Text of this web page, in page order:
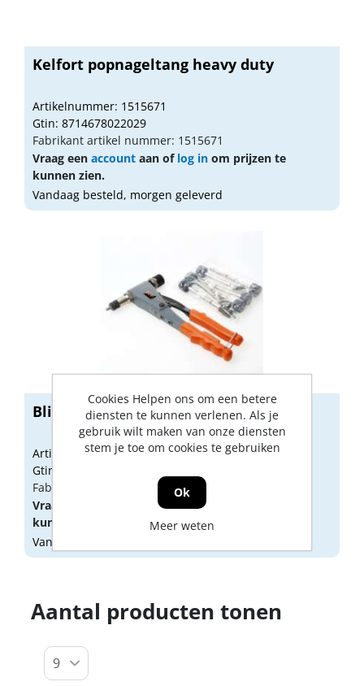
Kelfort popnageltang heavy duty
Artikelnummer: 1515671
Gtin: 8714678022029
Fabrikant artikel nummer: 1515671
Vraag een account aan of log in om prijzen te
kunnen zien.
Vandaag besteld, morgen geleverd
Blindklinkmoertang PNT110X
Artikelnummer: 1623729
Gtin: 5015101431115
Fabrikant artikel nummer: PNT110X
Vraag een
aan of log in
kunnen zien.
Vandaag besteld, morgen geleverd
Aantal producten tonen
Cookies Helpen ons om een betere
diensten te kunnen verlenen. Als je
gebruik wilt maken van onze diensten
stem je toe om cookies te gebruiken
Ok
Meer weten